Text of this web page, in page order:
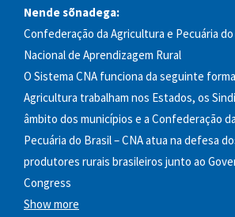
Nende sõnadega:
Confederação da Agricultura e Pecuária
Nacional de Aprendizagem Rural
O Sistema CNA funciona da seguinte
Agricultura trabalham nos Estados, os
âmbito dos municípios e a Confederação
Pecuária do Brasil – CNA atua na defesa
produtores rurais brasileiros junto ao
Congress
Show more